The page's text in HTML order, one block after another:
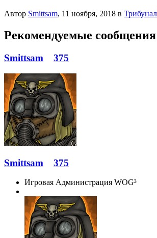
Автор Smittsam, 11 ноября, 2018 в
Рекомендуемые сообщения
Smittsam 375
Smittsam 375
Игровая Администрация WOG³